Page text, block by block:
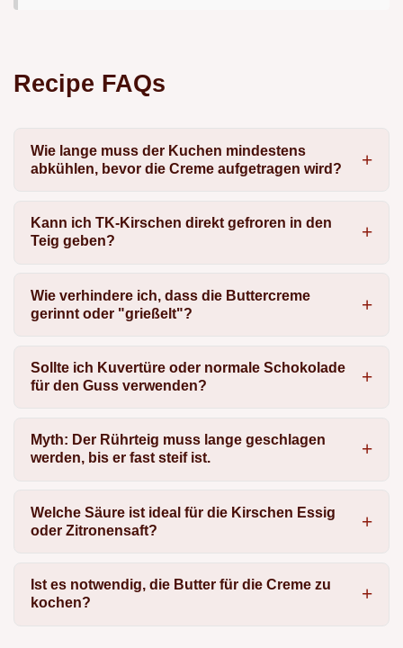
Recipe FAQs
Wie lange muss der Kuchen mindestens
abkühlen, bevor die Creme aufgetragen wird?
Kann ich TK-Kirschen direkt gefroren in den
Teig geben?
Wie verhindere ich, dass die Buttercreme
gerinnt oder "grießelt"?
Sollte ich Kuvertüre oder normale Schokolade
für den Guss verwenden?
Myth: Der Rührteig muss lange geschlagen
werden, bis er fast steif ist.
Welche Säure ist ideal für die Kirschen Essig
oder Zitronensaft?
Ist es notwendig, die Butter für die Creme zu
kochen?